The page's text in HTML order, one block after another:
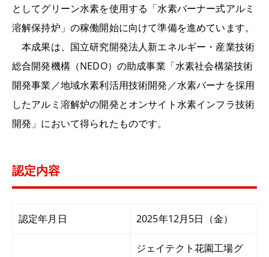
としてグリーン水素を使用する「水素バーナー式アルミ
溶解保持炉」の稼働開始に向けて準備を進めています。
本成果は、国立研究開発法人新エネルギー・産業技術
総合開発機構（NEDO）の助成事業「水素社会構築技術
開発事業／地域水素利活用技術開発／水素バーナを採用
したアルミ溶解炉の開発とオンサイト水素インフラ技術
開発」において得られたものです。
認定内容
認定年月日 2025年12月5日（金）
ジェイテクト花園工場グ